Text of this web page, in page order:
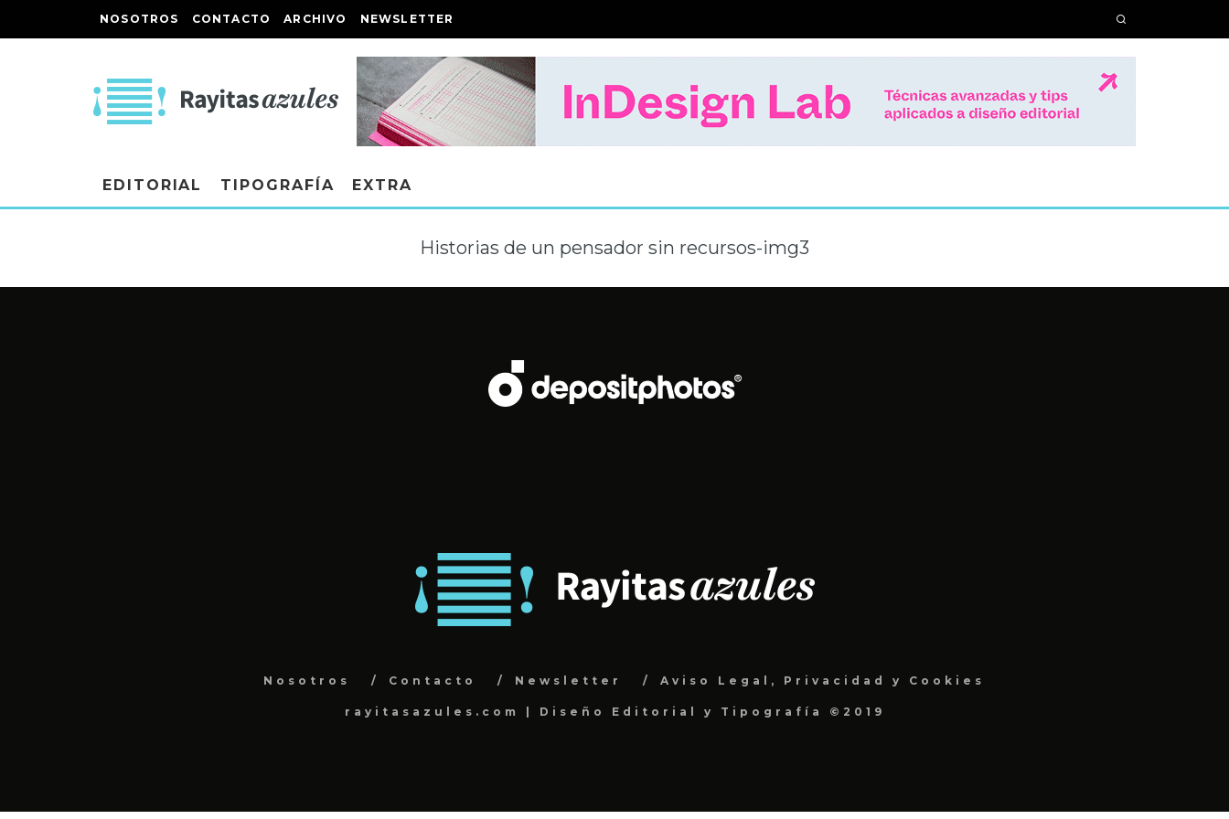
NOSOTROS CONTACTO ARCHIVO NEWSLETTER
EDITORIAL TIPOGRAFÍA EXTRA
Historias de un pensador sin recursos-img3
Nosotros Contacto Newsletter Aviso Legal, Privacidad y Cookies
rayitasazules.com | Diseño Editorial y Tipografía ©2019